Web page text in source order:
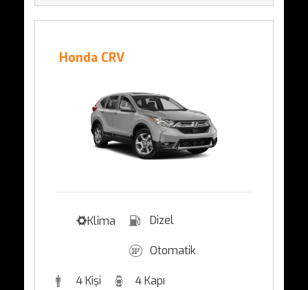
Honda CRV
Klima Dizel
Otomatik
4 Kişi 4 Kapı